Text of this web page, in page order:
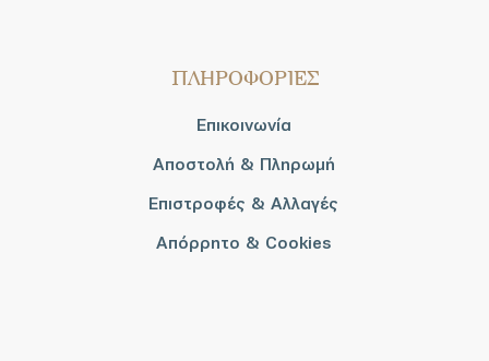
ΠΛΗΡΟΦΟΡΙΕΣ
Επικοινωνία
Αποστολή & Πληρωμή
Επιστροφές & Αλλαγές
Απόρρητο & Cookies